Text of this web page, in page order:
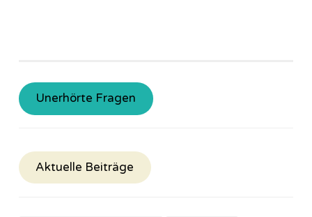
Unerhörte Fragen
Aktuelle Beiträge